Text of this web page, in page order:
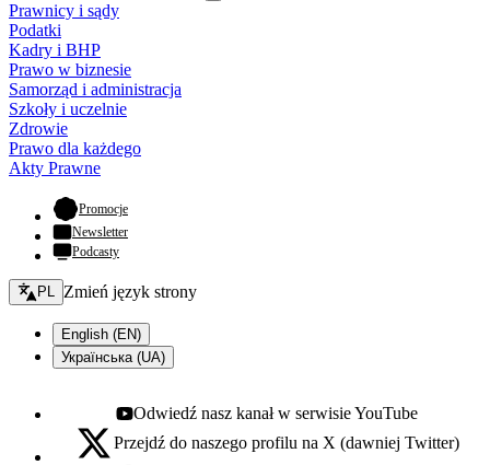
Prawnicy i sądy
Podatki
Kadry i BHP
Prawo w biznesie
Samorząd i administracja
Szkoły i uczelnie
Zdrowie
Prawo dla każdego
Akty Prawne
Promocje- otwiera się w nowej karcie
Newsletter
Podcasty
Zmień język - bieżący:
PL Zmień język strony
English (EN)
Українська (UA)
Youtube - otwiera się w nowej karcie
Odwiedź nasz kanał w serwisie YouTube
X - otwiera się w nowej karcie
Przejdź do naszego profilu na X (dawniej Twitter)